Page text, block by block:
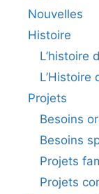
Nouvelles
Histoire
L’histoire
Projets
Besoins
Besoins
Projets
Projets